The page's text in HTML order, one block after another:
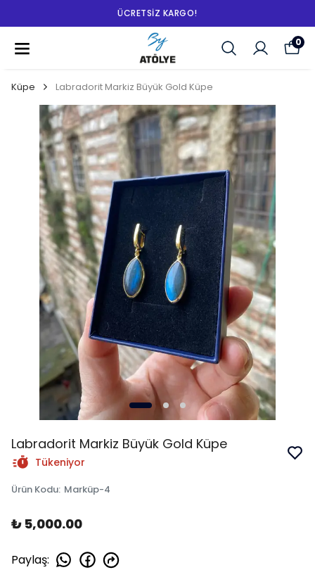
ÜCRETSIZ KARGO!
0
Küpe Labradorit Markiz Büyük Gold Küpe
Labradorit Markiz Büyük Gold Küpe
Tükeniyor
Ürün Kodu: Marküp-4
₺ 5,000.00
Paylaş: